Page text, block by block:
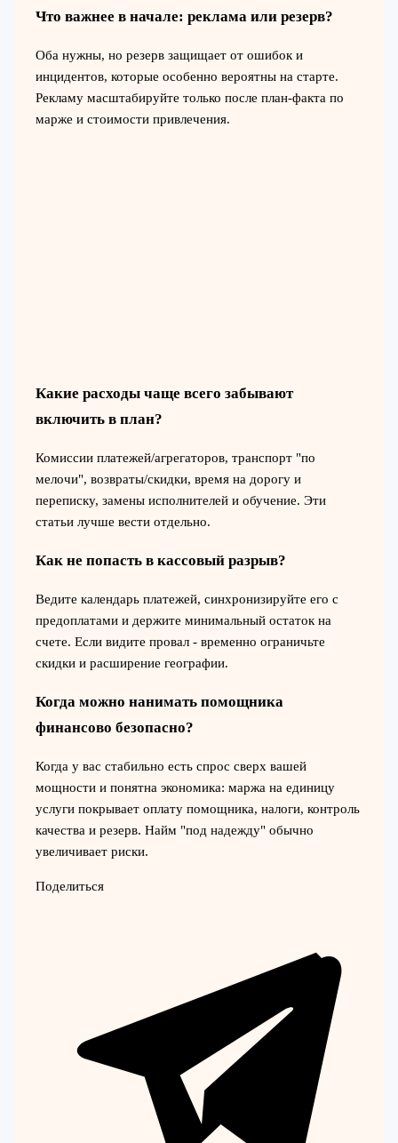
Что важнее в начале: реклама или резерв?
Оба нужны, но резерв защищает от ошибок и
инцидентов, которые особенно вероятны на старте.
Рекламу масштабируйте только после план-факта по
марже и стоимости привлечения.
Какие расходы чаще всего забывают
включить в план?
Комиссии платежей/агрегаторов, транспорт "по
мелочи", возвраты/скидки, время на дорогу и
переписку, замены исполнителей и обучение. Эти
статьи лучше вести отдельно.
Как не попасть в кассовый разрыв?
Ведите календарь платежей, синхронизируйте его с
предоплатами и держите минимальный остаток на
счете. Если видите провал - временно ограничьте
скидки и расширение географии.
Когда можно нанимать помощника
финансово безопасно?
Когда у вас стабильно есть спрос сверх вашей
мощности и понятна экономика: маржа на единицу
услуги покрывает оплату помощника, налоги, контроль
качества и резерв. Найм "под надежду" обычно
увеличивает риски.
Поделиться